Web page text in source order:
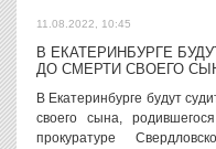
11.08.2022, 10:45
В ЕКАТЕРИНБУРГЕ
ДО СМЕРТИ СВОЕГО
В Екатеринбурге будут
своего сына,
прокуратуре